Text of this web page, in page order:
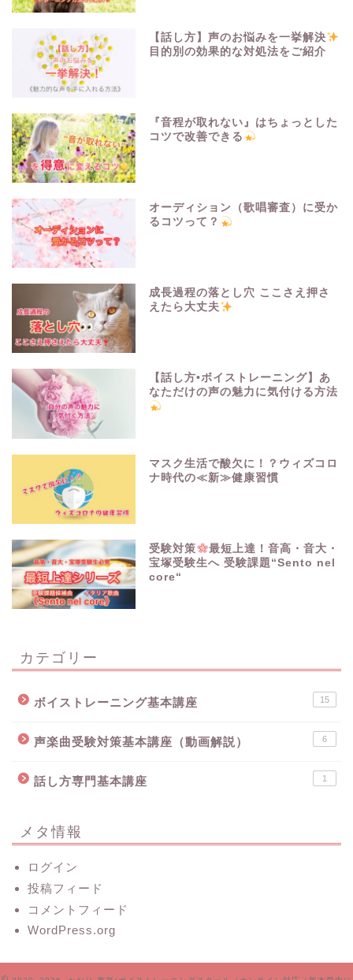
【話し方】声のお悩みを一挙解決
目的別の効果的な対処法をご紹介
『音程が取れない』はちょっとした
コツで改善できる
オーディション（歌唱審査）に受か
るコツって？
成長過程の落とし穴 ここさえ押さ
えたら大丈夫
【話し方•ボイストレーニング】あ
なただけの声の魅力に気付ける方法
マスク生活で酸欠に！？ウィズコロ
ナ時代の≪新≫健康習慣
受験対策
最短上達！音高・音大・
宝塚受験生へ 受験課題“Sento nel
core“
カテゴリー
ボイストレーニング基本講座 15
声楽曲受験対策基本講座（動画解説） 6
話し方専門基本講座 1
メタ情報
ログイン
投稿フィード
コメントフィード
WordPress.org